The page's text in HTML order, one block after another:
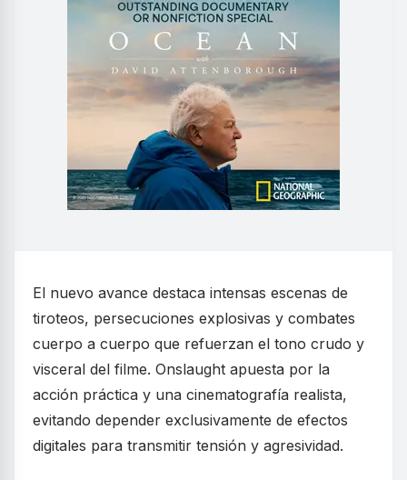
El nuevo avance destaca intensas escenas de
tiroteos, persecuciones explosivas y combates
cuerpo a cuerpo que refuerzan el tono crudo y
visceral del filme. Onslaught apuesta por la
acción práctica y una cinematografía realista,
evitando depender exclusivamente de efectos
digitales para transmitir tensión y agresividad.